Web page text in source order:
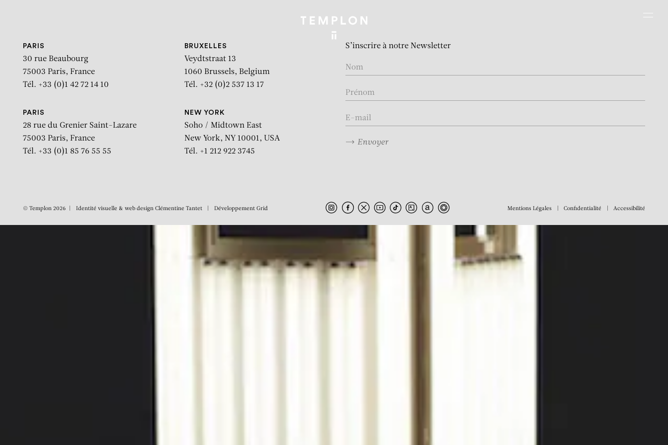
PARIS
30 rue Beaubourg
75003 Paris, France
Tél. +33 (0)1 42 72 14 10
BRUXELLES
Veydtstraat 13
1060 Brussels, Belgium
Tél. +32 (0)2 537 13 17
PARIS
28 rue du Grenier Saint-Lazare
75003 Paris, France
Tél. +33 (0)1 85 76 55 55
NEW YORK
Soho / Midtown East
New York, NY 10001, USA
Tél. +1 212 922 3745
S’inscrire à notre Newsletter
Envoyer
© Templon 2026 Identité visuelle & web design Clémentine Tantet Développement Grid Mentions Légales Confidentialité Accessibilité